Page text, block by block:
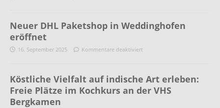
Neuer DHL Paketshop in Weddinghofen
eröffnet
16. September 2025 Kommentare deaktiviert
Köstliche Vielfalt auf indische Art erleben:
Freie Plätze im Kochkurs an der VHS
Bergkamen